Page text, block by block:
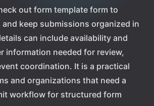
out form template form to
keep submissions organized in
can include availability and
information needed for review,
coordination. It is a practical
and organizations that need a
workflow for structured form